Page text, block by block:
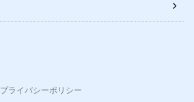
プライバシーポリシー